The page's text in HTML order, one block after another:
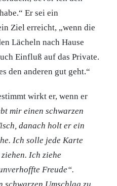
Er sei ein
Ziel erreicht, „wenn die
Lächeln nach Hause
Einfluß auf das Private.
den anderen gut geht.“
wirkt er, wenn er
mir einen schwarzen
danach holt er ein
Ich solle jede Karte
Ich ziehe
Freude“.